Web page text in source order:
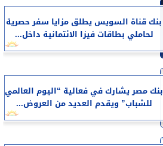
بنك قناة السويس يطلق مزايا سفر حصرية
لحاملي بطاقات فيزا الائتمانية داخل...
بنك مصر يشارك في فعالية “اليوم العالمي
للشباب” ويقدم العديد من العروض...